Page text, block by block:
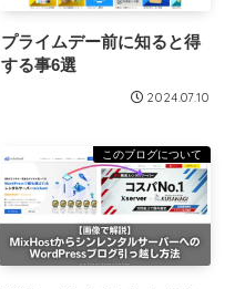
プライムデー前に知ると得
する事6選
2024.07.10
このブログについて